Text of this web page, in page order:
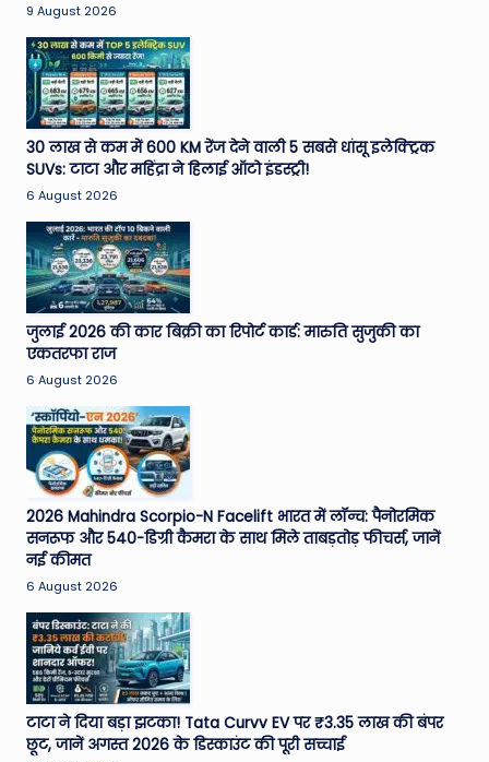
9 August 2026
30 लाख से कम में 600 KM रेंज देने वाली 5 सबसे धांसू इलेक्ट्रिक
SUVs: टाटा और महिंद्रा ने हिलाई ऑटो इंडस्ट्री!
6 August 2026
जुलाई 2026 की कार बिक्री का रिपोर्ट कार्ड: मारुति सुजुकी का
एकतरफा राज
6 August 2026
2026 Mahindra Scorpio-N Facelift भारत में लॉन्च: पैनोरमिक
सनरूफ और 540-डिग्री कैमरा के साथ मिले ताबड़तोड़ फीचर्स, जानें
नई कीमत
6 August 2026
टाटा ने दिया बड़ा झटका! Tata Curvv EV पर ₹3.35 लाख की बंपर
छूट, जानें अगस्त 2026 के डिस्काउंट की पूरी सच्चाई